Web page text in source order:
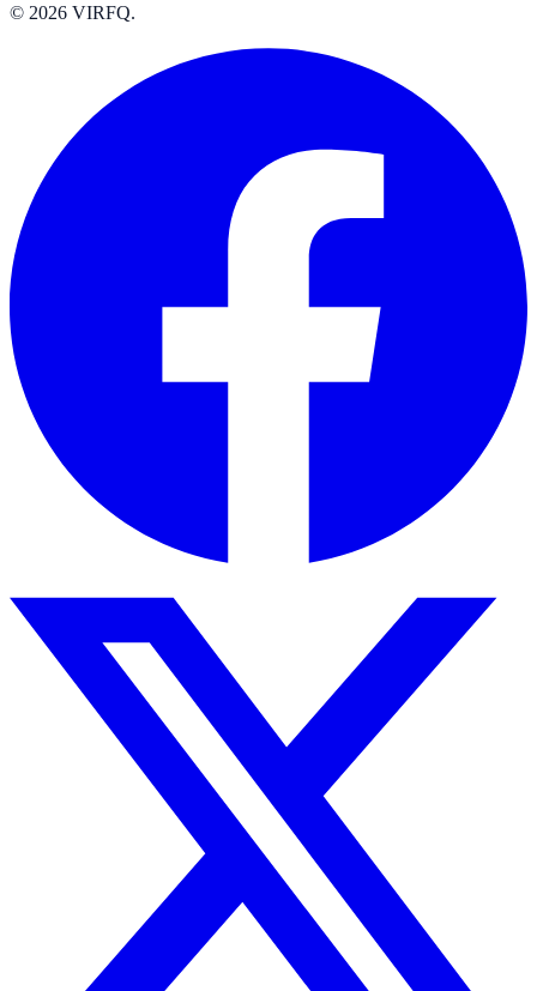
© 2026 VIRFQ.